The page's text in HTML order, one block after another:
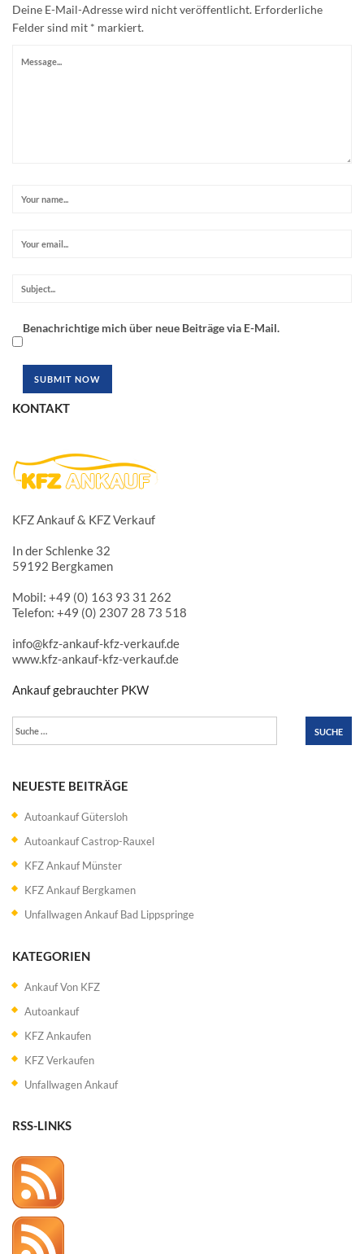
Deine E-Mail-Adresse wird nicht veröffentlicht. Erforderliche
Felder sind mit * markiert.
Benachrichtige mich über neue Beiträge via E-Mail.
KONTAKT
KFZ Ankauf & KFZ Verkauf
In der Schlenke 32
59192 Bergkamen
Mobil: +49 (0) 163 93 31 262
Telefon: +49 (0) 2307 28 73 518
info@kfz-ankauf-kfz-verkauf.de
www.kfz-ankauf-kfz-verkauf.de
Ankauf gebrauchter PKW
nach:
NEUESTE BEITRÄGE
Autoankauf Gütersloh
Autoankauf Castrop-Rauxel
KFZ Ankauf Münster
KFZ Ankauf Bergkamen
Unfallwagen Ankauf Bad Lippspringe
KATEGORIEN
Ankauf Von KFZ
Autoankauf
KFZ Ankaufen
KFZ Verkaufen
Unfallwagen Ankauf
RSS-LINKS